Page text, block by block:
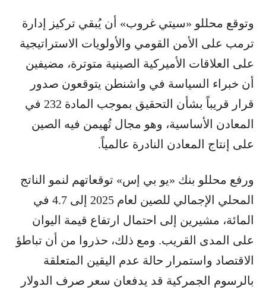
وتوقع محللو «سيتي غروب» أن يُبقي تركيز إدارة
ترمب على الأمن القومي والأولويات الاستراتيجية
على العلاقات الأميركية الصينية متوترة، مضيفين
أن خبراء السياسة في واشنطن يتوقعون صدور
قرار قريباً بشأن التحقيق بموجب المادة 232 في
المعادن الأساسية، وهو مجال تُهيمن فيه الصين
على إنتاج المعادن النادرة عالمياً.
ورفع محللو بنك «يو بي إس» توقعاتهم لنمو الناتج
المحلي الإجمالي للصين لعام 2025 إلى 4.7 في
المائة، مشيرين إلى احتمال ارتفاع قيمة اليوان
على المدى القريب. ومع ذلك، حذروا من أن تباطؤ
الاقتصاد واستمرار حالة عدم اليقين المتعلقة
بالرسوم الجمركية قد يدفعان سعر صرف الدولار